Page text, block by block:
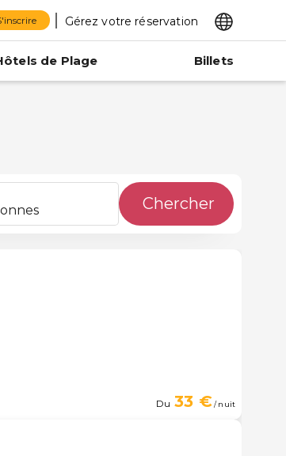
Gérez votre réservation
de Plage Billets
Chercher
Du 33 €/ nuit